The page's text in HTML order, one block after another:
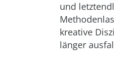
und
kreative
länger